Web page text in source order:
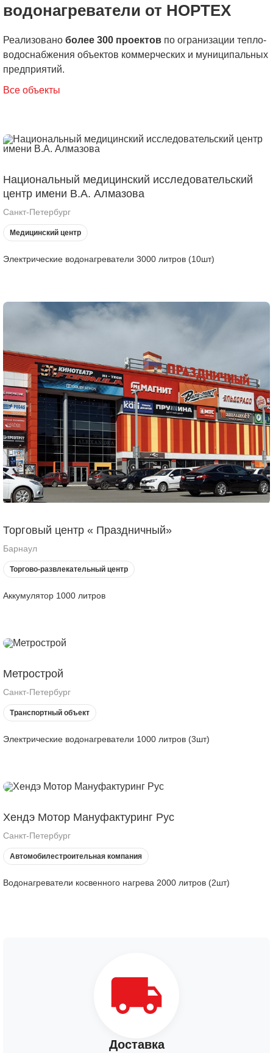
водонагреватели от НОРТЕХ
Реализовано более 300 проектов по огранизации тепло-
водоснабжения объектов коммерческих и муниципальных
предприятий.
Все объекты
Национальный медицинский исследовательский
центр имени В.А. Алмазова
Санкт-Петербург
Медицинский центр
Электрические водонагреватели 3000 литров (10шт)
Торговый центр « Праздничный»
Барнаул
Торгово-развлекательный центр
Аккумулятор 1000 литров
Метрострой
Санкт-Петербург
Транспортный объект
Электрические водонагреватели 1000 литров (3шт)
Хендэ Мотор Мануфактуринг Рус
Санкт-Петербург
Автомобилестроительная компания
Водонагреватели косвенного нагрева 2000 литров (2шт)
Доставка